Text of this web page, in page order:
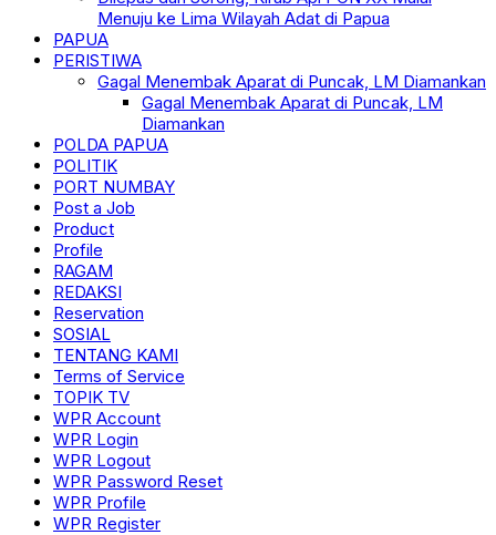
Menuju ke Lima Wilayah Adat di Papua
PAPUA
PERISTIWA
Gagal Menembak Aparat di Puncak, LM Diamankan
Gagal Menembak Aparat di Puncak, LM
Diamankan
POLDA PAPUA
POLITIK
PORT NUMBAY
Post a Job
Product
Profile
RAGAM
REDAKSI
Reservation
SOSIAL
TENTANG KAMI
Terms of Service
TOPIK TV
WPR Account
WPR Login
WPR Logout
WPR Password Reset
WPR Profile
WPR Register